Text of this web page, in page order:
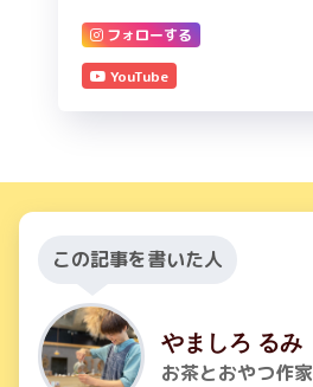
フォローする
YouTube
この記事を書いた人
やましろ るみ
お茶とおやつ作家